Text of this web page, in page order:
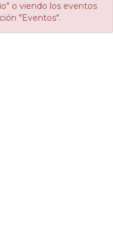
o viendo los eventos
"Eventos".